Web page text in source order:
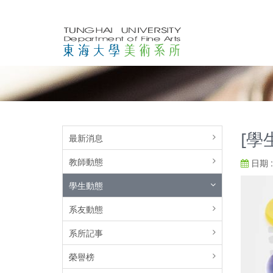
最新消息
教師動態
學生動態
系友動態
系所記事
榮譽榜
[學
日期